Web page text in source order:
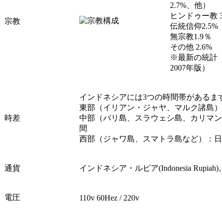
宗教
2.7%、他）
ヒンドゥー教
伝統信仰2.5%
無宗教1.9％
その他 2.6%
※最新の統計
2007年版）
時差
インドネシアには3つの時間帯があるま
東部（イリアン・ジャヤ、マルク諸島
中部（バリ島、スラウェシ島、カリマ
間
西部（ジャワ島、スマトラ島など）：
通貨 インドネシア・ルピア(Indonesia
電圧 110v 60Hez / 220v